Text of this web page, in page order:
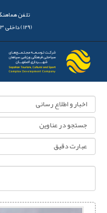
تلفن